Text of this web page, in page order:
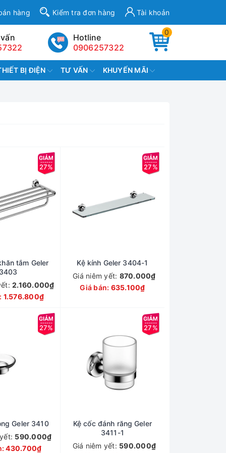
hàng Kiểm tra đơn hàng Tài khoản
0
Hotline
0906257322
BỊ ĐIỆN TƯ VẤN KHUYẾN MÃI
27%
tắm Geler
3403
2.160.000₫
1.576.800₫
27%
Kệ kính Geler 3404-1
Giá niêm yết: 870.000₫
Giá bán: 635.100₫
27%
Geler 3410
590.000₫
430.700₫
27%
Kệ cốc đánh răng Geler
3411-1
Giá niêm yết: 590.000₫